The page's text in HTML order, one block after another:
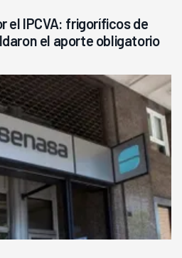
el IPCVA: frigoríficos de
el aporte obligatorio